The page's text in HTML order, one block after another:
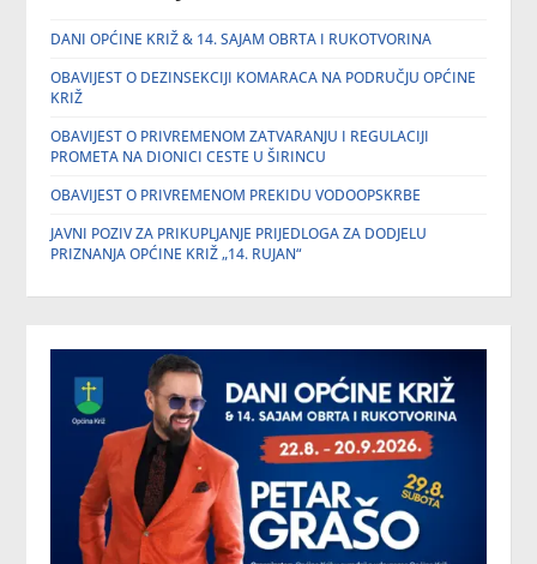
DANI OPĆINE KRIŽ & 14. SAJAM OBRTA I RUKOTVORINA
OBAVIJEST O DEZINSEKCIJI KOMARACA NA PODRUČJU OPĆINE
KRIŽ
OBAVIJEST O PRIVREMENOM ZATVARANJU I REGULACIJI
PROMETA NA DIONICI CESTE U ŠIRINCU
OBAVIJEST O PRIVREMENOM PREKIDU VODOOPSKRBE
JAVNI POZIV ZA PRIKUPLJANJE PRIJEDLOGA ZA DODJELU
PRIZNANJA OPĆINE KRIŽ „14. RUJAN“